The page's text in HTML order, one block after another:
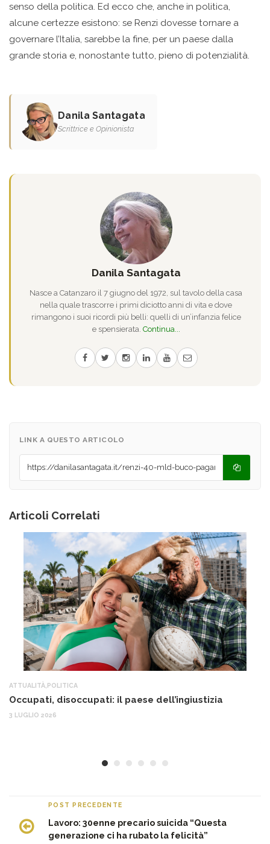
senso della politica. Ed ecco che, anche in politica,
alcune certezze esistono: se Renzi dovesse tornare a
governare l’Italia, sarebbe la fine, per un paese dalla
grande storia e, nonostante tutto, pieno di potenzialità.
Danila Santagata
Scrittrice e Opinionista
Danila Santagata
Nasce a Catanzaro il 7 giugno del 1972, sul tavolo della casa
nella quale trascorre i primi diciotto anni di vita e dove
rimangono i suoi ricordi più belli: quelli di un’infanzia felice
e spensierata. Continua...
LINK A QUESTO ARTICOLO
Articoli Correlati
ATTUALITÀ POLITICA
Occupati, disoccupati: il paese dell’ingiustizia
3 LUGLIO 2026
POST PRECEDENTE
Lavoro: 30enne precario suicida “Questa
generazione ci ha rubato la felicità”